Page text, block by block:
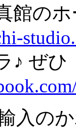
真館
♪ ぜ
入の